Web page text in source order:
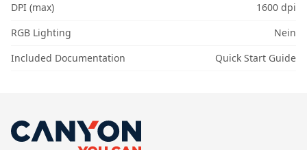
DPI (max)
1600 dpi
RGB Lighting
Nein
Included Documentation
Quick Start Guide